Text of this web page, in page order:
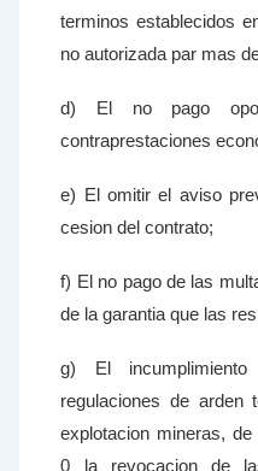
terminos establecidos
no autorizada par mas
d) El no pago
contraprestaciones
e) El omitir el aviso
cesion del contrato;
f) El no pago de las
de la garantia que las
g) El
regulaciones de arden
explotacion mineras,
0 la revocacion de